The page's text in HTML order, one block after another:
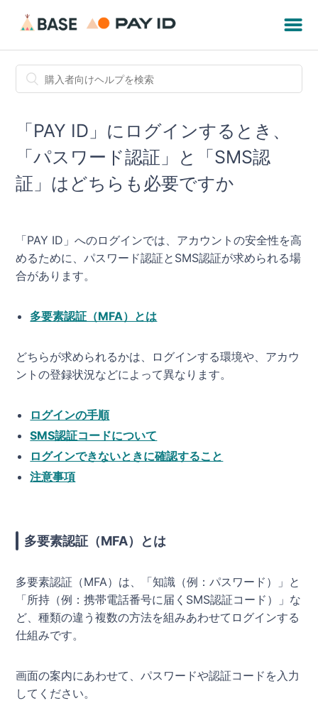
「PAY ID」にログインするとき、
「パスワード認証」と「SMS認
証」はどちらも必要ですか
「PAY ID」へのログインでは、アカウントの安全性を高
めるために、パスワード認証とSMS認証が求められる場
合があります。
多要素認証（MFA）とは
どちらが求められるかは、ログインする環境や、アカウ
ントの登録状況などによって異なります。
ログインの手順
SMS認証コードについて
ログインできないときに確認すること
注意事項
多要素認証（MFA）とは
多要素認証（MFA）は、「知識（例：パスワード）」と
「所持（例：携帯電話番号に届くSMS認証コード）」な
ど、種類の違う複数の方法を組みあわせてログインする
仕組みです。
画面の案内にあわせて、パスワードや認証コードを入力
してください。